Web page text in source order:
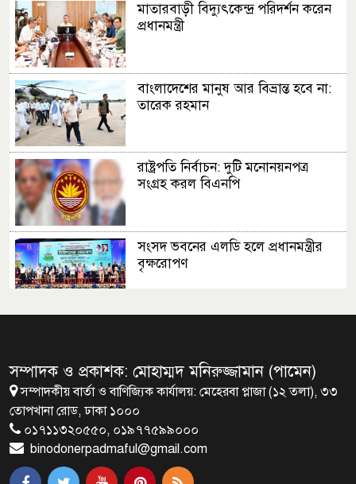
মাতারবাড়ী বিদ্যুৎকেন্দ্র পরিদর্শন করেন
প্রধানমন্ত্রী
বাংলাদেশের মানুষ আর বিভ্রান্ত হবে না:
তারেক রহমান
রাষ্ট্রপতি নির্বাচন: দুটি মনোনয়নপত্র
সংগ্রহ করল বিএনপি
সংসদ ভবনের এলডি হলে প্রধানমন্ত্রীর
বৃক্ষরোপণ
সেপ্টেম্বরে যুক্তরাষ্ট্র যাচ্ছেন প্রধানমন্ত্রী
সম্পাদক ও প্রকাশক: মোহাম্মদ মনিরুজ্জামান (পামেন)
সম্পাদকীয় বার্তা ও বাণিজ্যিক কার্যালয়: মেহেরবা প্লাজা (১২ তলা), ৩৩
তোপখানা রোড, ঢাকা ১০০০
০১৭১১৩২০৫৫০, ০১৯৭৭৫৯৯০০০
binodonerpadmaful@gmail.com